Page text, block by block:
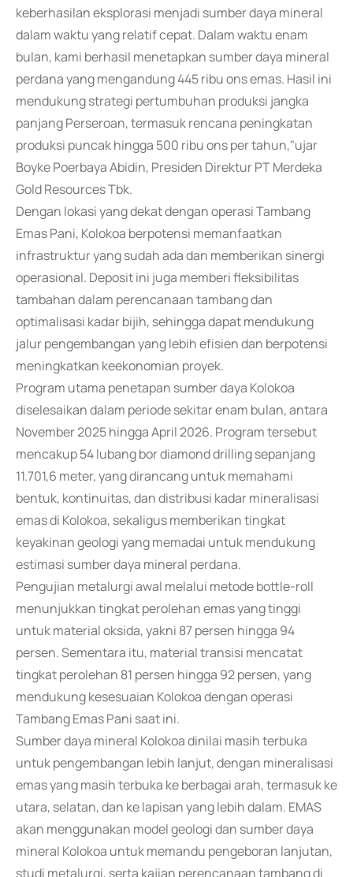
keberhasilan eksplorasi menjadi sumber daya mineral
dalam waktu yang relatif cepat. Dalam waktu enam
bulan, kami berhasil menetapkan sumber daya mineral
perdana yang mengandung 445 ribu ons emas. Hasil ini
mendukung strategi pertumbuhan produksi jangka
panjang Perseroan, termasuk rencana peningkatan
produksi puncak hingga 500 ribu ons per tahun,"ujar
Boyke Poerbaya Abidin, Presiden Direktur PT Merdeka
Gold Resources Tbk.
Dengan lokasi yang dekat dengan operasi Tambang
Emas Pani, Kolokoa berpotensi memanfaatkan
infrastruktur yang sudah ada dan memberikan sinergi
operasional. Deposit ini juga memberi fleksibilitas
tambahan dalam perencanaan tambang dan
optimalisasi kadar bijih, sehingga dapat mendukung
jalur pengembangan yang lebih efisien dan berpotensi
meningkatkan keekonomian proyek.
Program utama penetapan sumber daya Kolokoa
diselesaikan dalam periode sekitar enam bulan, antara
November 2025 hingga April 2026. Program tersebut
mencakup 54 lubang bor diamond drilling sepanjang
11.701,6 meter, yang dirancang untuk memahami
bentuk, kontinuitas, dan distribusi kadar mineralisasi
emas di Kolokoa, sekaligus memberikan tingkat
keyakinan geologi yang memadai untuk mendukung
estimasi sumber daya mineral perdana.
Pengujian metalurgi awal melalui metode bottle-roll
menunjukkan tingkat perolehan emas yang tinggi
untuk material oksida, yakni 87 persen hingga 94
persen. Sementara itu, material transisi mencatat
tingkat perolehan 81 persen hingga 92 persen, yang
mendukung kesesuaian Kolokoa dengan operasi
Tambang Emas Pani saat ini.
Sumber daya mineral Kolokoa dinilai masih terbuka
untuk pengembangan lebih lanjut, dengan mineralisasi
emas yang masih terbuka ke berbagai arah, termasuk ke
utara, selatan, dan ke lapisan yang lebih dalam. EMAS
akan menggunakan model geologi dan sumber daya
mineral Kolokoa untuk memandu pengeboran lanjutan,
studi metalurgi, serta kajian perencanaan tambang di